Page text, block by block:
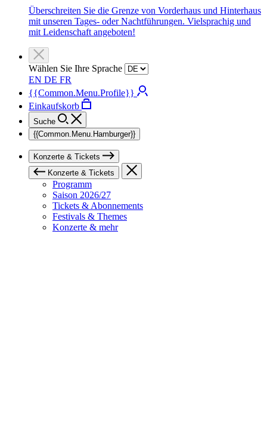
Überschreiten Sie die Grenze von Vorderhaus und Hinterhaus
mit unseren Tages- oder Nachtführungen. Vielsprachig und
mit Leidenschaft angeboten!
Wählen Sie Ihre Sprache
EN DE FR
{{Common.Menu.Profile}}
Einkaufskorb
Suche
{{Common.Menu.Hamburger}}
Konzerte & Tickets
Konzerte & Tickets
Programm
Saison 2026/27
Tickets & Abonnements
Festivals & Themes
Konzerte & mehr